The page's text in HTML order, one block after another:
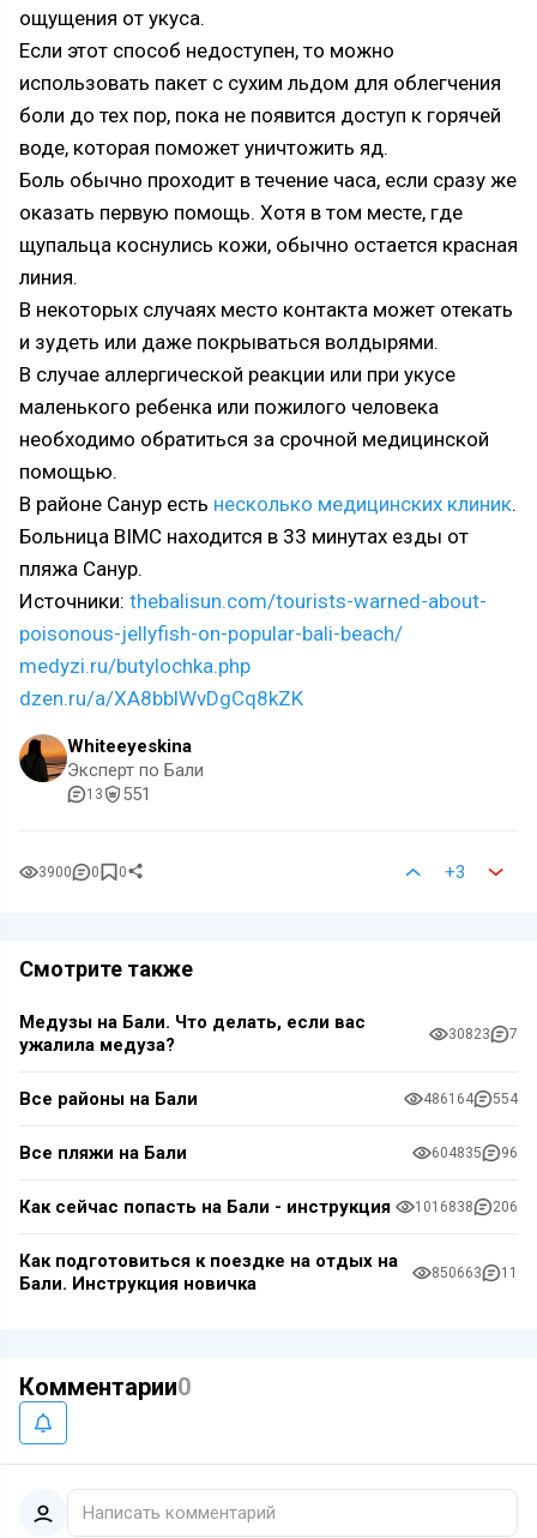
ощущения от укуса.
Если этот способ недоступен, то можно
использовать пакет с сухим льдом для облегчения
боли до тех пор, пока не появится доступ к горячей
воде, которая поможет уничтожить яд.
Боль обычно проходит в течение часа, если сразу же
оказать первую помощь. Хотя в том месте, где
щупальца коснулись кожи, обычно остается красная
линия.
В некоторых случаях место контакта может отекать
и зудеть или даже покрываться волдырями.
В случае аллергической реакции или при укусе
маленького ребенка или пожилого человека
необходимо обратиться за срочной медицинской
помощью.
В районе Санур есть несколько медицинских клиник.
Больница BIMC находится в 33 минутах езды от
пляжа Санур.
Источники: thebalisun.com/tourists-warned-about-
poisonous-jellyfish-on-popular-bali-beach/
medyzi.ru/butylochka.php
dzen.ru/a/XA8bblWvDgCq8kZK
Whiteeyeskina
Эксперт по Бали
13 551
3900 0 0 +3
Смотрите также
Медузы на Бали. Что делать, если вас
ужалила медуза?
30823 7
Все районы на Бали 486164 554
Все пляжи на Бали 604835 96
Как сейчас попасть на Бали - инструкция 1016838 206
Как подготовиться к поездке на отдых на
Бали. Инструкция новичка
850663 11
Комментарии0
Написать комментарий